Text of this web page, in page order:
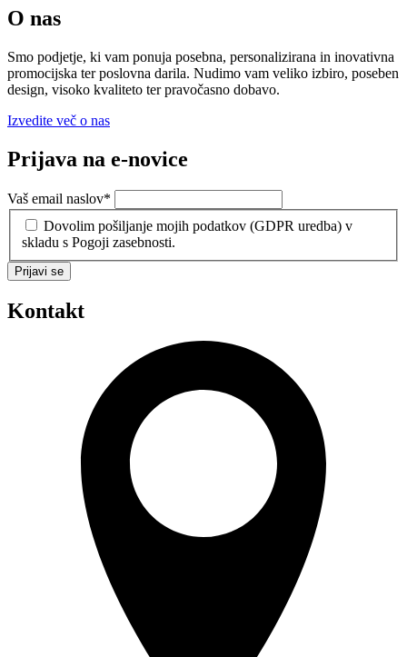
O nas
Smo podjetje, ki vam ponuja posebna, personalizirana in inovativna
promocijska ter poslovna darila. Nudimo vam veliko izbiro, poseben
design, visoko kvaliteto ter pravočasno dobavo.
Izvedite več o nas
Prijava na e-novice
Vaš email naslov*
Dovolim pošiljanje mojih podatkov (GDPR uredba) v
skladu s Pogoji zasebnosti.
Prijavi se
Kontakt